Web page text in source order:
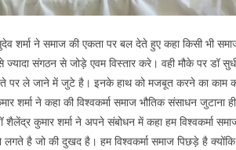
शर्मा ने समाज की एकता पर बल देते हुए कहा किसी भी
संगठन से जोड़े एवम विस्तार करे। वही मौके पर डॉ
पर ले जाने में जुटे है। इनके हाथ को मजबूत करने का काम
शर्मा ने कहा की विश्वकर्मा समाज भौतिक संसाधन
शैलेंद्र कुमार शर्मा ने अपने संबोधन में कहा हम विश्वकर्मा
है जो की दुखद है। हम विश्वकर्मा समाज पिछड़े है